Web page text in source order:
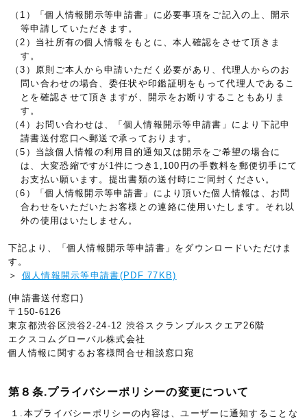
（1）「個人情報開示等申請書」に必要事項をご記入の上、開示
等申請していただきます。
（2）当社所有の個人情報をもとに、本人確認をさせて頂きま
す。
（3）原則ご本人から申請いただく必要があり、代理人からのお
問い合わせの場合、委任状や印鑑証明をもって代理人であるこ
とを確認させて頂きますが、開示をお断りすることもありま
す。
（4）お問い合わせは、「個人情報開示等申請書」により下記申
請書送付窓口へ郵送で承っております。
（5）当該個人情報の利用目的通知又は開示をご希望の場合に
は、大変恐縮ですが1件につき1,100円の手数料を郵便切手にて
お支払い願います。提出書類の送付時にご同封ください。
（6）「個人情報開示等申請書」により頂いた個人情報は、お問
合わせをいただいたお客様との連絡に使用いたします。それ以
外の使用はいたしません。
下記より、「個人情報開示等申請書」をダウンロードいただけま
す。
＞ 個人情報開示等申請書(PDF 77KB)
(申請書送付窓口)
〒150-6126
東京都渋谷区渋谷2-24-12 渋谷スクランブルスクエア26階
エクスコムグローバル株式会社
個人情報に関するお客様問合せ相談窓口宛
第８条.プライバシーポリシーの変更について
１.本プライバシーポリシーの内容は、ユーザーに通知することな